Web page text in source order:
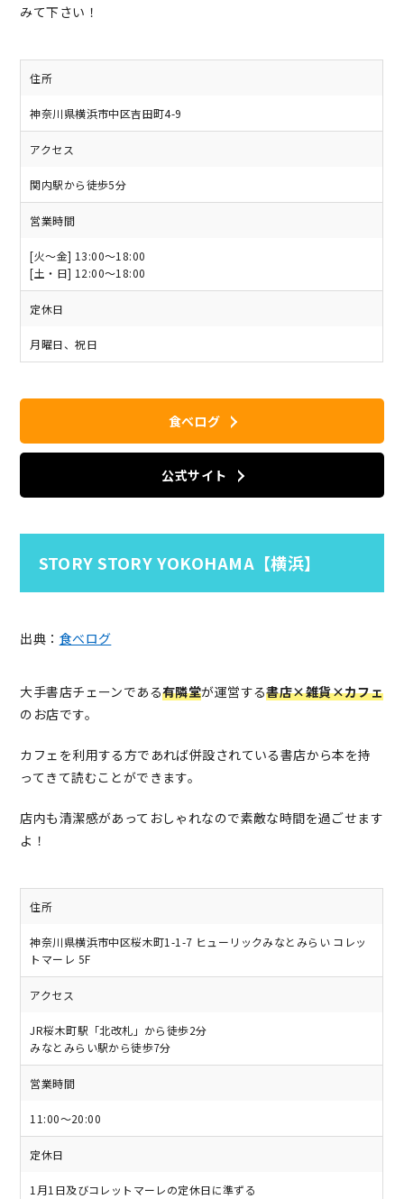
みて下さい！
住所
神奈川県横浜市中区吉田町4-9
アクセス
関内駅から徒歩5分
営業時間
[火～金] 13:00～18:00
[土・日] 12:00～18:00
定休日
月曜日、祝日
食べログ
公式サイト
STORY STORY YOKOHAMA【横浜】
出典： 食べログ
大手書店チェーンである有隣堂が運営する書店×雑貨×カフェ
のお店です。
カフェを利用する方であれば併設されている書店から本を持
ってきて読むことができます。
店内も清潔感があっておしゃれなので素敵な時間を過ごせます
よ！
住所
神奈川県横浜市中区桜木町1-1-7 ヒューリックみなとみらい コレッ
トマーレ 5F
アクセス
JR桜木町駅「北改札」から徒歩2分
みなとみらい駅から徒歩7分
営業時間
11:00～20:00
定休日
1月1日及びコレットマーレの定休日に準ずる